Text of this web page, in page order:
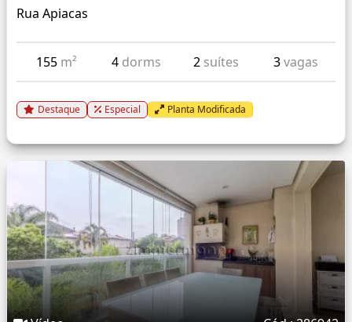
Rua Apiacas
155 m² 4 dorms 2 suítes 3vagas
Destaque Especial Planta Modificada